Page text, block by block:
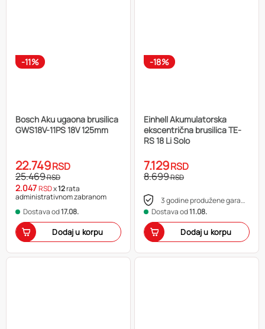
-11%
Bosch Aku ugaona brusilica
GWS18V-11PS 18V 125mm
22.749RSD
25.469RSD
2.047RSDx12rata
administrativnom zabranom
Dostava od17.08.
Dodaj u korpu
-18%
Einhell Akumulatorska
ekscentrična brusilica TE-
RS 18 Li Solo
7.129RSD
8.699RSD
3 godine produžene garancije
Dostava od11.08.
Dodaj u korpu